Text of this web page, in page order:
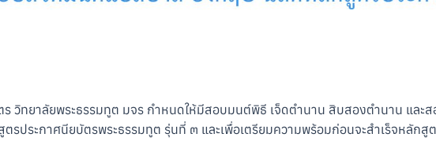
วิทยาลัยพระธรรมทูต มจร กำหนดให้มีสอบมนต์พิธี เจ็ดตำนาน สิบสองตำนาน แล
รประกาศนียบัตรพระธรรมทูต รุ่นที่ ๓ และเพื่อเตรียมความพร้อมก่อนจะสำเร็จหลักสู